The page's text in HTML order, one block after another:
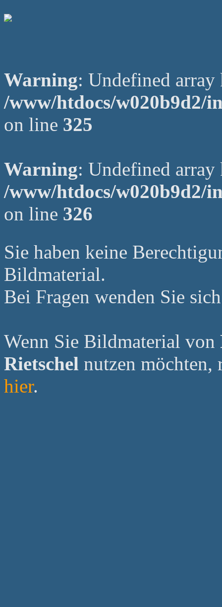
Warning: Undefined
/www/htdocs/w020b9d2/
on line 325
Warning: Undefined
/www/htdocs/w020b9d2/
on line 326
Sie haben keine
Bildmaterial.
Bei Fragen wenden Sie
Wenn Sie Bildmaterial von
Rietschel nutzen möchten,
hier.